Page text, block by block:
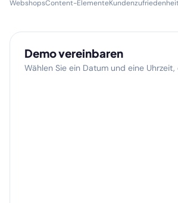
WebshopsContent-Elemente
Demo vereinbaren
Wählen Sie ein Datum und eine